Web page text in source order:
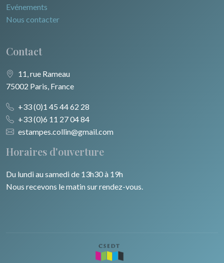
Evénements
Nous contacter
Contact
11, rue Rameau
75002 Paris, France
+33 (0)1 45 44 62 28
+33 (0)6 11 27 04 84
estampes.collin@gmail.com
Horaires d'ouverture
Du lundi au samedi de 13h30 à 19h
Nous recevons le matin sur rendez-vous.